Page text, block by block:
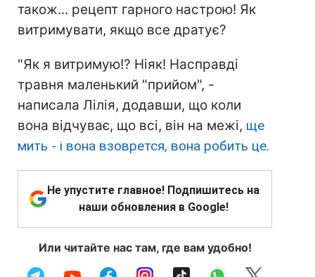
також... рецепт гарного настрою! Як
витримувати, якщо все дратує?
"Як я витримую!? Ніяк! Насправді
травня маленький "прийом", -
написала Лілія, додавши, що коли
вона відчуває, що всі, він на межі, ще
мить - і вона взоврется, вона робить це.
Не упустите главное! Подпишитесь на
наши обновления в Google!
Или читайте нас там, где вам удобно!